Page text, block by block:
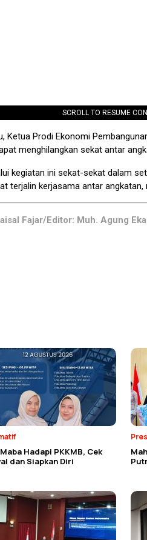
SCROLL TO RESUME
Ketua Prodi Ekonomi
menghilangkan sekat antar
kegiatan ini sekat-sekat dalam
terjalin kerjasama antar angkatan,
Fajar/Editor: Muh. Agung
Hadapi PKKMB, Cek
dan Siapkan Diri